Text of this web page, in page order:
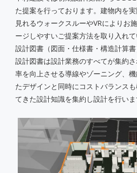
た提案を行っております。建物内を
見れるウォークスルーやVRによりお
ージしやすいご提案方法を取り入れて
設計図書（図面・仕様書・構造計算
設計図書は設計業務のすべてが集約
率を向上させる導線やゾーニング、
たデザインと同時にコストバランス
てきた設計知識を集約し設計を行いま